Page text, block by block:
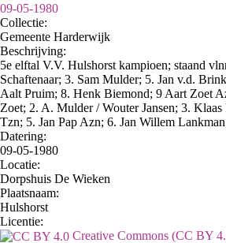
09-05-1980
Collectie:
Gemeente Harderwijk
Beschrijving:
5e elftal V.V. Hulshorst kampioen; staand
Schaftenaar; 3. Sam Mulder; 5. Jan v.d.
Aalt Pruim; 8. Henk Biemond; 9 Aart Zoet
Zoet; 2. A. Mulder / Wouter Jansen; 3.
Tzn; 5. Jan Pap Azn; 6. Jan Willem
Datering:
09-05-1980
Locatie:
Dorpshuis De Wieken
Plaatsnaam:
Hulshorst
Licentie:
Creative Commons (CC BY